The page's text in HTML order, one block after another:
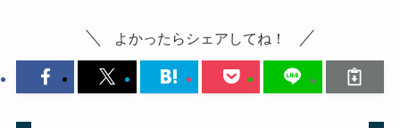
よかったらシェアしてね！